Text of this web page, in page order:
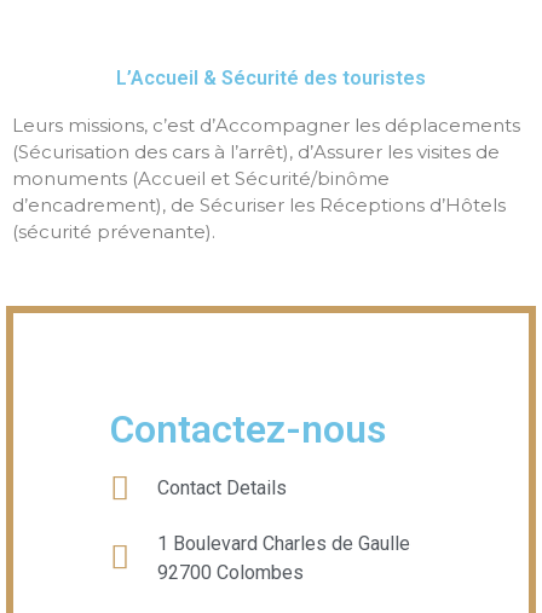
L’Accueil & Sécurité des touristes
Leurs missions, c’est d’Accompagner les déplacements
(Sécurisation des cars à l’arrêt), d’Assurer les visites de
monuments (Accueil et Sécurité/binôme
d’encadrement), de Sécuriser les Réceptions d’Hôtels
(sécurité prévenante).
Contactez-nous
Contact Details
1 Boulevard Charles de Gaulle
92700 Colombes